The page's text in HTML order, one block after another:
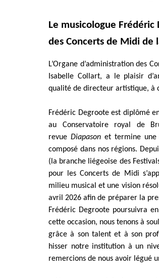
Le musicologue Frédéric
des Concerts de Midi de
L’Organe d’administration des
Isabelle Collart, a le plaisir
qualité de directeur artistique, à
Frédéric Degroote est diplômé
au Conservatoire royal de
revue Diapason et termine une
composé dans nos régions.
(la branche liégeoise des
pour les Concerts de Midi
milieu musical et une vision
avril 2026 afin de préparer la
Frédéric Degroote poursuivra
cette occasion, nous tenons à
grâce à son talent et à son
hisser notre institution à un
remercions de nous avoir légué